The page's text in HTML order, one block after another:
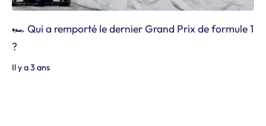
🏎️ Qui a remporté le dernier Grand Prix de formule 1
?
Il y a 3 ans